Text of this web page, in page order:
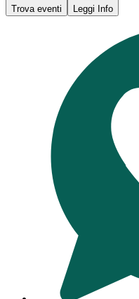
Trova eventi Leggi Info